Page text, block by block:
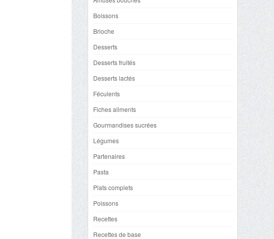
Boissons
Brioche
Desserts
Desserts fruités
Desserts lactés
Féculents
Fiches aliments
Gourmandises sucrées
Légumes
Partenaires
Pasta
Plats complets
Poissons
Recettes
Recettes de base